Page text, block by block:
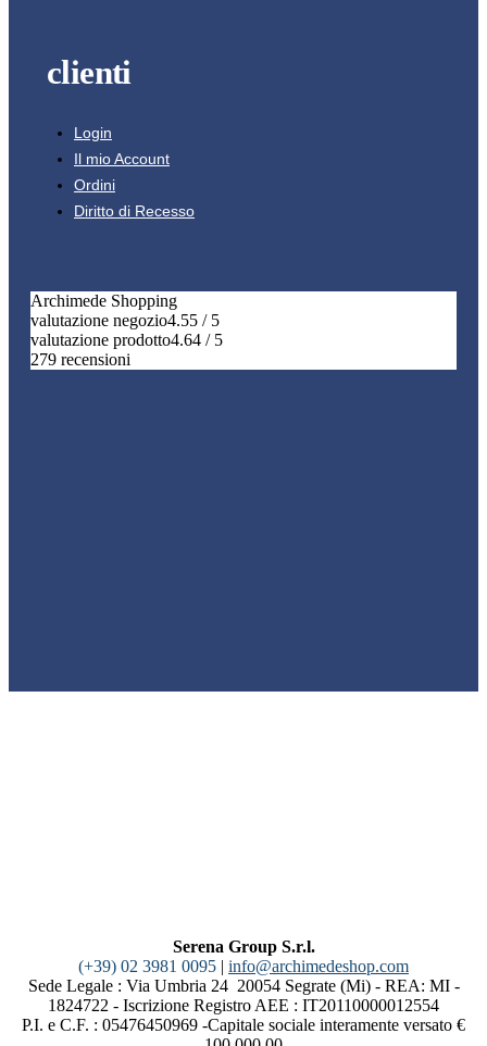
clienti
Login
Il mio Account
Ordini
Diritto di Recesso
Archimede Shopping
valutazione negozio4.55 / 5
valutazione prodotto4.64 / 5
279 recensioni
Serena Group S.r.l.
(+39) 02 3981 0095 | info@archimedeshop.com
Sede Legale : Via Umbria 24 20054 Segrate (Mi) - REA: MI -
1824722 - Iscrizione Registro AEE : IT20110000012554
P.I. e C.F. : 05476450969 -Capitale sociale interamente versato €